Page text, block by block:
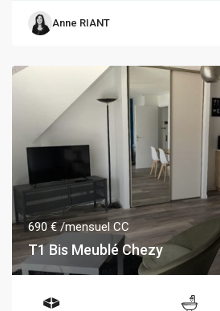
Anne RIANT
690 €/mensuel CC
T1 Bis Meublé Chezy